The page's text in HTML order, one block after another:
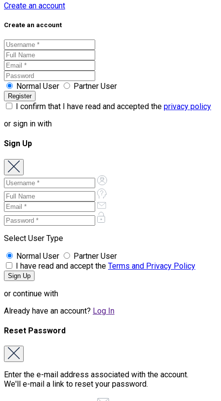
Create an account
Create an account
Normal User Partner User
I confirm that I have read and accepted the privacy policy
or sign in with
Sign Up
Select User Type
Normal User
Partner User
I have read and accept the Terms and Privacy Policy
or continue with
Already have an account? Log In
Reset Password
Enter the e-mail address associated with the account.
We'll e-mail a link to reset your password.